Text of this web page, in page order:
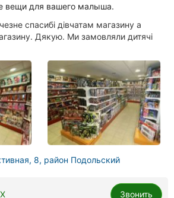
вещи для вашего малыша.
спасибі дівчатам магазину а
Дякую. Ми замовляли дитячі
8, район Подольский
Звонить